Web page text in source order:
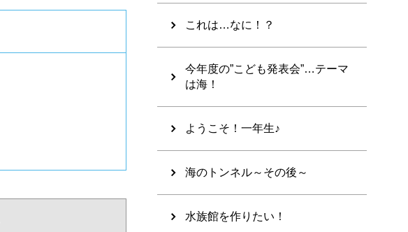
これは…なに！？
今年度の”こども発表会”…テーマ
は海！
ようこそ！一年生♪
海のトンネル～その後～
水族館を作りたい！